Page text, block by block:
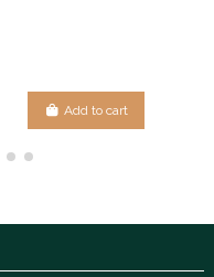
Add to cart